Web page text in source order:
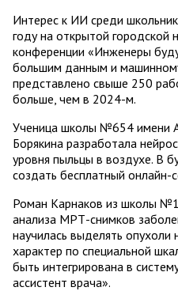
Интерес к ИИ среди
году на открытой городской
конференции «Инженеры
большим данным и
представлено свыше 250
больше, чем в 2024-м.
Ученица школы №654 имени
Борякина разработала
уровня пыльцы в воздухе. В
создать бесплатный онлайн-
Роман Карнаков из школы
анализа МРТ-снимков
научилась выделять опухоли
характер по специальной
быть интегрирована в
ассистент врача».